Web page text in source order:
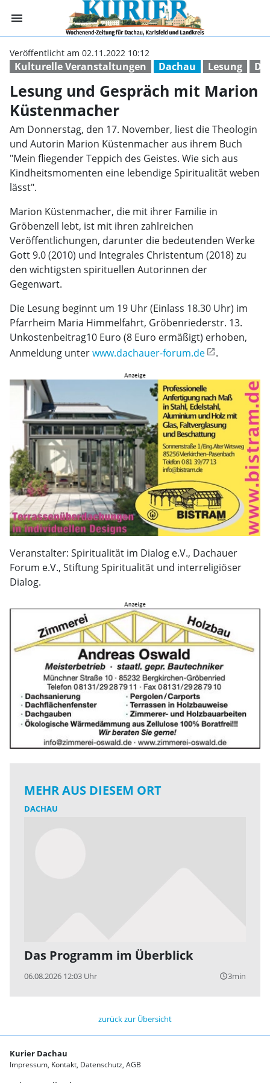
menu Lesung und
Kulturelle Veranstaltungen Dachau Lesung
Veröffentlicht am 02.11.2022 10:12
Lesung und Gespräch mit Marion
Küstenmacher
Am Donnerstag, den 17. November, liest die Theologin
und Autorin Marion Küstenmacher aus ihrem Buch
"Mein fliegender Teppich des Geistes. Wie sich aus
Kindheitsmomenten eine lebendige Spiritualität weben
lässt".
Marion Küstenmacher, die mit ihrer Familie in
Gröbenzell lebt, ist mit ihren zahlreichen
Veröffentlichungen, darunter die bedeutenden Werke
Gott 9.0 (2010) und Integrales Christentum (2018) zu
den wichtigsten spirituellen Autorinnen der
Gegenwart.
Die Lesung beginnt um 19 Uhr (Einlass 18.30 Uhr) im
Pfarrheim Maria Himmelfahrt, Gröbenriederstr. 13.
Unkostenbeitrag10 Euro (8 Euro ermäßigt) erhoben,
Anmeldung unterwww.dachauer-forum.de .
Veranstalter: Spiritualität im Dialog e.V., Dachauer
Forum e.V., Stiftung Spiritualität und interreligiöser
Dialog.
MEHR AUS DIESEM ORT
DACHAU
Das Programm im Überblick
06.08.2026 12:03 Uhr query_builder3min
zurück zur Übersicht
Kurier Dachau
Impressum Kontakt Datenschutz AGB